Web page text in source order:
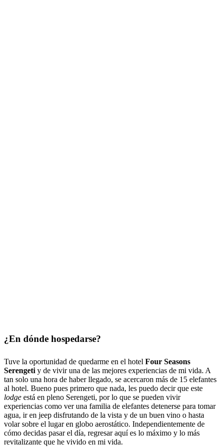
¿En dónde hospedarse?
Tuve la oportunidad de quedarme en el hotel Four Seasons
Serengeti y de vivir una de las mejores experiencias de mi vida. A
tan solo una hora de haber llegado, se acercaron más de 15 elefantes
al hotel. Bueno pues primero que nada, les puedo decir que este
lodge está en pleno Serengeti, por lo que se pueden vivir
experiencias como ver una familia de elefantes detenerse para tomar
agua, ir en jeep disfrutando de la vista y de un buen vino o hasta
volar sobre el lugar en globo aerostático. Independientemente de
cómo decidas pasar el día, regresar aquí es lo máximo y lo más
revitalizante que he vivido en mi vida.